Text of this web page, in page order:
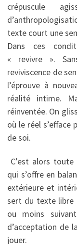
crépuscule
texte court une
Dans ces
« revivre ».
reviviscence de
l’éprouve à
réalité intime.
réinventée. On
où le réel s’efface
de soi.
C’est alors
qui s’offre en
extérieure et
sert du texte libre
ou moins
d’acceptation de
jouer.